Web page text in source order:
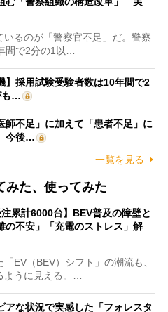
るのが「警察官不足」だ。警察
間で2分の1以…
】採用試験受験者数は10年間で2
も…
師不足」に加えて「患者不足」に
今後…
一覧を見る
みた、使ってみた
注累計6000台】BEV普及の障壁と
の不安」「充電のストレス」解
EV（BEV）シフト」の潮流も、
うに見える。…
アな状況で実感した「フォレスタ